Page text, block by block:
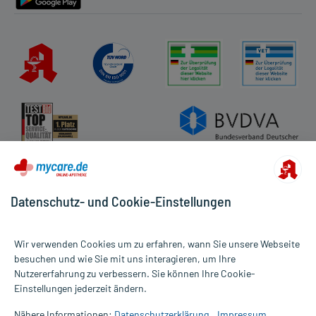
Alle Preise gelten inkl. MwSt., ggf. zzgl. Versandkosten
Informationen auf dieser Website werden ausschließlich für
Datenschutz- und Cookie-Einstellungen
Wir verwenden Cookies um zu erfahren, wann Sie unsere Webseite
besuchen und wie Sie mit uns interagieren, um Ihre
Nutzererfahrung zu verbessern. Sie können Ihre Cookie-
Einstellungen jederzeit ändern.